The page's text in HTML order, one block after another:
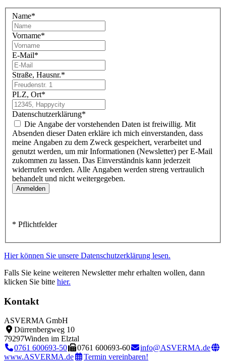
Name*
Vorname*
E-Mail*
Straße, Hausnr.*
PLZ, Ort*
Datenschutzerklärung*
Absenden dieser Daten erkläre ich mich einverstanden, dass
meine Angaben zu dem Zweck gespeichert, verarbeitet und
genutzt werden, um mir Informationen (Newsletter) per E-Mail
zukommen zu lassen. Das Einverständnis kann jederzeit
widerrufen werden. Alle Angaben werden streng vertraulich
behandelt und nicht weitergegeben.
* Pflichtfelder
Hier können Sie unsere Datenschutzerklärung lesen.
Falls Sie keine weiteren Newsletter mehr erhalten wollen, dann
klicken Sie bitte hier.
Kontakt
ASVERMA GmbH
Dürrenbergweg 10
79297Winden im Elztal
0761 600693-50
0761 600693-60
info@ASVERMA.de
www.ASVERMA.de
Termin vereinbaren!